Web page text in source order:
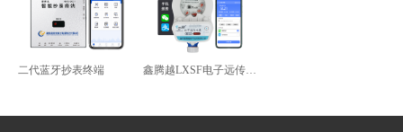
二代蓝牙抄表终端 鑫腾越LXSF电子远传智能水表